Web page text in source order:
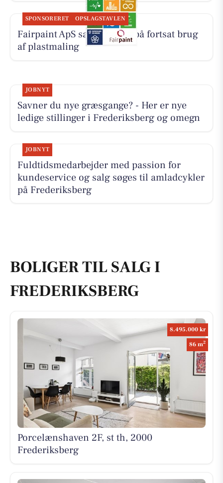
SPONSORERET OPSLAGSTAVLEN
Fairpaint ApS sætter fokus på fortsat brug
af plastmaling
JOBNYT
Savner du nye græsgange? - Her er nye
ledige stillinger i Frederiksberg og omegn
JOBNYT
Fuldtidsmedarbejder med passion for
kundeservice og salg søges til amladcykler
på Frederiksberg
BOLIGER TIL SALG I
FREDERIKSBERG
8.495.000 kr
86 m2
Porcelænshaven 2F, st th, 2000
Frederiksberg